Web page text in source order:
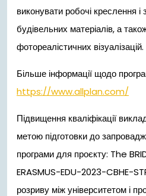
виконувати робочі креслення і
будівельних матеріалів, а
фотореалістичних візуалізацій.
Більше інформації щодо
https://www.allplan.com/
Підвищення кваліфікації
метою підготовки до
програми для проєкту: The
ERASMUS-EDU-2023-CBHE-
розриву між університетом і